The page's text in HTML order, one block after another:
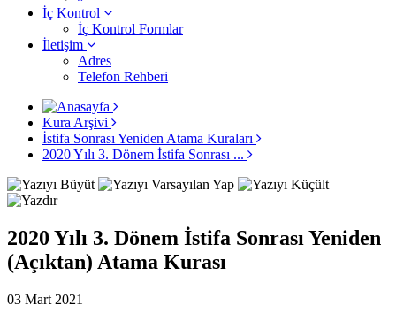
İç Kontrol
İç Kontrol Formlar
İletişim
Adres
Telefon Rehberi
Kura Arşivi
İstifa Sonrası Yeniden Atama Kuraları
2020 Yılı 3. Dönem İstifa Sonrası ...
2020 Yılı 3. Dönem İstifa Sonrası Yeniden
(Açıktan) Atama Kurası
03 Mart 2021